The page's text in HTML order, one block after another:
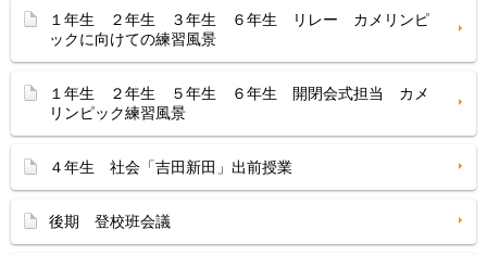
１年生 ２年生 ３年生 ６年生 リレー カメリンピ
ックに向けての練習風景
１年生 ２年生 ５年生 ６年生 開閉会式担当 カメ
リンピック練習風景
４年生 社会「吉田新田」出前授業
後期 登校班会議